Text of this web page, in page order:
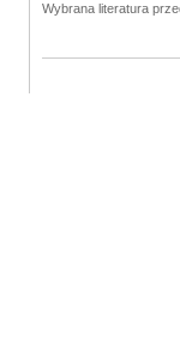
Wybrana literatura